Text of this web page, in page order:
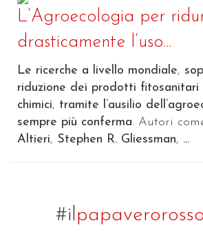
L’Agroecologia per
drasticamente l’uso...
Le ricerche a livello mondiale,
riduzione dei prodotti fitosanitari
chimici, tramite l’ausilio
sempre più conferma. Autori
Altieri, Stephen R. Gliessman, ...
#ilpapaverorosso